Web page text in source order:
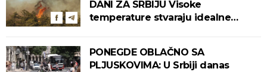
DANI ZA SRBIJU Visoke
temperature stvaraju idealne
PONEGDE OBLAČNO SA
PLJUSKOVIMA: U Srbiji danas